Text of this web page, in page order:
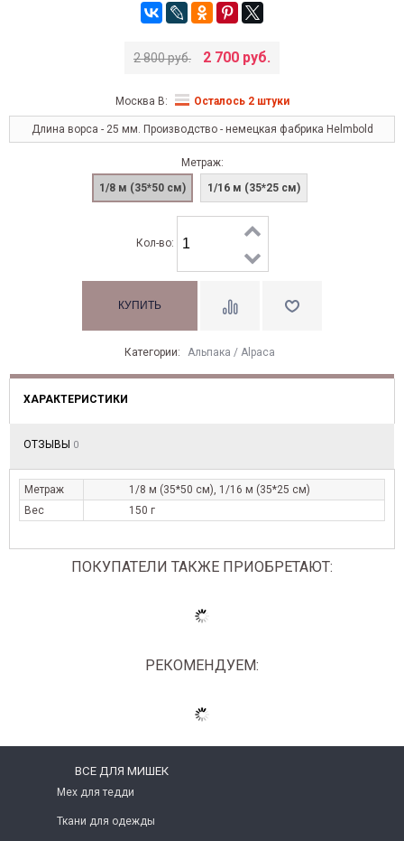
2 800 руб. 2 700 руб.
Москва В: Осталось 2 штуки
Длина ворса - 25 мм. Производство - немецкая фабрика Helmbold
Метраж:
1/8 м (35*50 см)
1/16 м (35*25 см)
Кол-во:
Категории: Альпака / Alpaca
ХАРАКТЕРИСТИКИ
ОТЗЫВЫ 0
Метраж
1/8 м (35*50 см), 1/16 м (35*25 см)
Вес
150 г
ПОКУПАТЕЛИ ТАКЖЕ ПРИОБРЕТАЮТ:
РЕКОМЕНДУЕМ:
ВСЕ ДЛЯ МИШЕК
Мех для тедди
Ткани для одежды